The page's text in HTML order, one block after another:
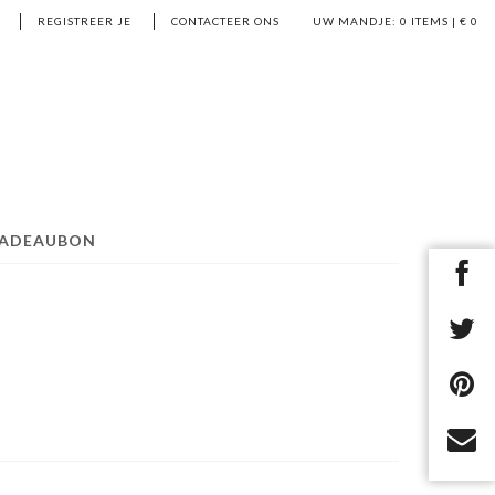
UW MANDJE: 0 ITEMS | € 0
REGISTREER JE CONTACTEER ONS